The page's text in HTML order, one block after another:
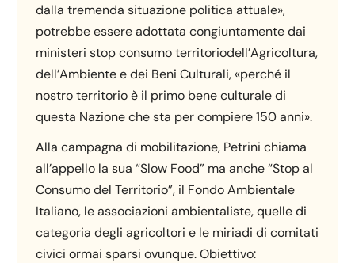
dalla tremenda situazione politica attuale»,
potrebbe essere adottata congiuntamente dai
ministeri stop consumo territoriodell’Agricoltura,
dell’Ambiente e dei Beni Culturali, «perché il
nostro territorio è il primo bene culturale di
questa Nazione che sta per compiere 150 anni».
Alla campagna di mobilitazione, Petrini chiama
all’appello la sua “Slow Food” ma anche “Stop al
Consumo del Territorio”, il Fondo Ambientale
Italiano, le associazioni ambientaliste, quelle di
categoria degli agricoltori e le miriadi di comitati
civici ormai sparsi ovunque. Obiettivo: